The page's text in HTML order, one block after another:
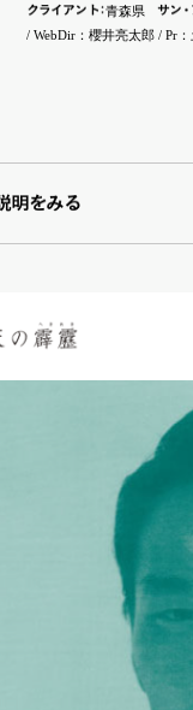
クライアン ト：青森県 サン・
/ WebDir：櫻井亮太郎 / Pr
明をみる